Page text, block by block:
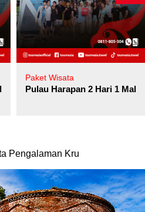
Paket Wisata
Pulau Harapan 2 Hari 1
Pengalaman Kru